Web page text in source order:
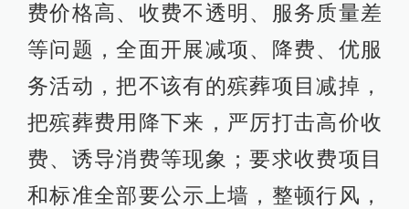
费价格高、收费不透明、服务质量差
等问题，全面开展减项、降费、优服
务活动，把不该有的殡葬项目减掉，
把殡葬费用降下来，严厉打击高价收
费、诱导消费等现象；要求收费项目
和标准全部要公示上墙，整顿行风，